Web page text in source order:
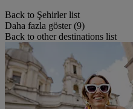
Back to Şehirler list
Daha fazla göster (9)
Back to other destinations list